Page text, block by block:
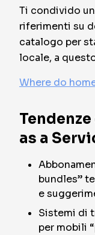
Ti condivido
riferimenti su
catalogo per
locale, a
Where do
as a
bundles”
e
Sistemi di
per mobili